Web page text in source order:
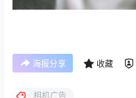
海报分享 收藏
相机广告